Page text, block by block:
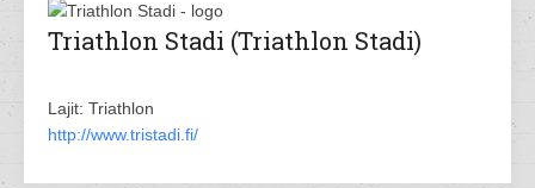
Triathlon Stadi (Triathlon Stadi)
Lajit: Triathlon
http://www.tristadi.fi/